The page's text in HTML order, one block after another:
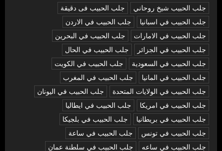
جلب الحبيب شيخ روحاني
جلب الحبيب فى دقيقة
جلب الحبيب في اسبانيا
جلب الحبيب في الاردن
جلب الحبيب في الامارات
جلب الحبيب في البحرين
جلب الحبيب في الجزائر
جلب الحبيب في الحال
جلب الحبيب في السعودية
جلب الحبيب في الكويت
جلب الحبيب في المانيا
جلب الحبيب في المغرب
جلب الحبيب في الولايات المتحدة
جلب الحبيب في اليونان
جلب الحبيب في امريكا
جلب الحبيب في ايطاليا
جلب الحبيب في بريطانيا
جلب الحبيب في بلجيكا
جلب الحبيب في تونس
جلب الحبيب في ساعة
جلب الحبيب في ساعه
جلب الحبيب في سلطنة عمان